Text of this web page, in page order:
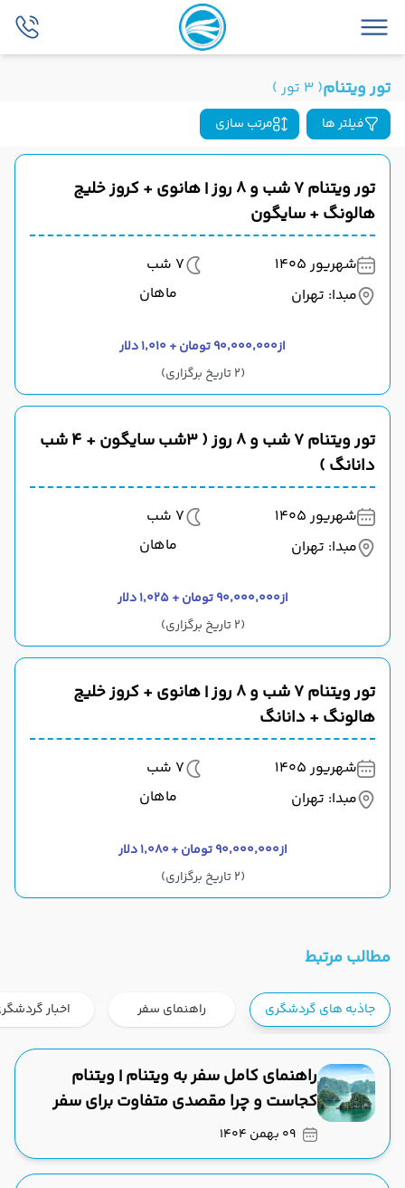
تور ویتنام( 3 تور )
فیلتر ها مرتب سازی
تور ویتنام ۷ شب و ۸ روز | هانوی + کروز خلیج
هالونگ + سایگون
شهریور 1405
7 شب
مبدا: تهران
ماهان
از۹۰٬۰۰۰٬۰۰۰ تومان + ۱٬۰۱۰ دلار
(2 تاریخ برگزاری)
تور ویتنام ۷ شب و ۸ روز ( 3شب سایگون + 4 شب
دانانگ )
شهریور 1405
7 شب
مبدا: تهران
ماهان
از۹۰٬۰۰۰٬۰۰۰ تومان + ۱٬۰۲۵ دلار
(2 تاریخ برگزاری)
تور ویتنام ۷ شب و ۸ روز | هانوی + کروز خلیج
هالونگ + دانانگ
شهریور 1405
7 شب
مبدا: تهران
ماهان
از۹۰٬۰۰۰٬۰۰۰ تومان + ۱٬۰۸۰ دلار
(2 تاریخ برگزاری)
مطالب مرتبط
جاذبه های گردشگری راهنمای سفر اخبار
راهنمای کامل سفر به ویتنام | ویتنام
کجاست و چرا مقصدی متفاوت برای سفر
است؟
09 بهمن 1404